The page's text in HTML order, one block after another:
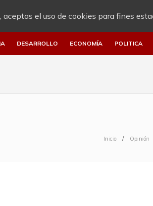
el uso de cookies para fines
DESARROLLO ECONOMÍA POLITICA
Inicio Opinión